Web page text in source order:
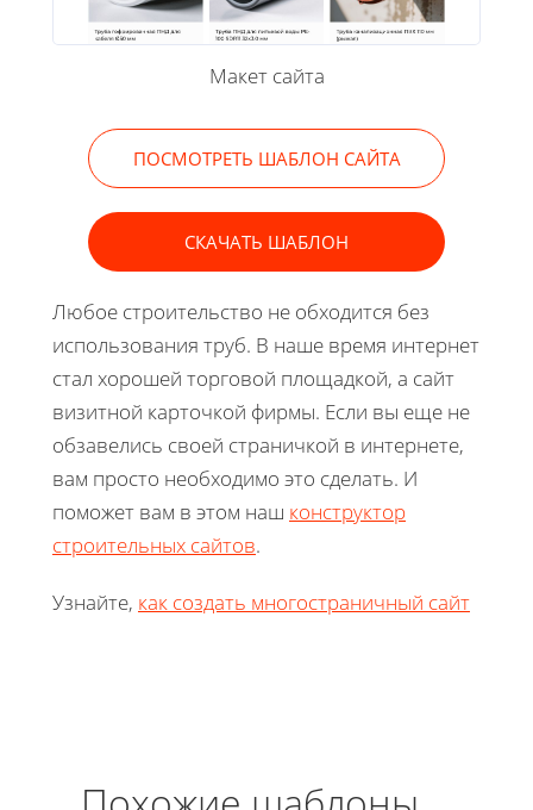
Макет сайта
ПОСМОТРЕТЬ ШАБЛОН САЙТА
СКАЧАТЬ ШАБЛОН
Любое строительство не обходится без
использования труб. В наше время интернет
стал хорошей торговой площадкой, а сайт
визитной карточкой фирмы. Если вы еще не
обзавелись своей страничкой в интернете,
вам просто необходимо это сделать. И
поможет вам в этом наш конструктор
строительных сайтов.
Узнайте, как создать многостраничный сайт